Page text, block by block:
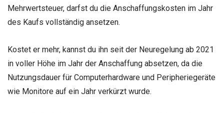
Mehrwertsteuer, darfst du die Anschaffungskosten im Jahr
des Kaufs vollständig ansetzen.
Kostet er mehr, kannst du ihn seit der Neuregelung ab 2021
in voller Höhe im Jahr der Anschaffung absetzen, da die
Nutzungsdauer für Computerhardware und Peripheriegeräte
wie Monitore auf ein Jahr verkürzt wurde.